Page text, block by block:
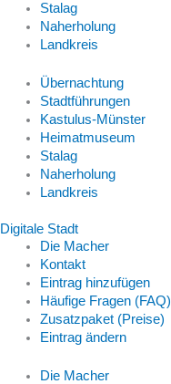
Stalag
Naherholung
Landkreis
Übernachtung
Stadtführungen
Kastulus-Münster
Heimatmuseum
Stalag
Naherholung
Landkreis
Digitale Stadt
Die Macher
Kontakt
Eintrag hinzufügen
Häufige Fragen (FAQ)
Zusatzpaket (Preise)
Eintrag ändern
Die Macher